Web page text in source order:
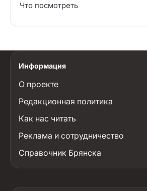
Что посмотреть
Информация
О проекте
Редакционная политика
Как нас читать
Реклама и сотрудничество
Справочник Брянска